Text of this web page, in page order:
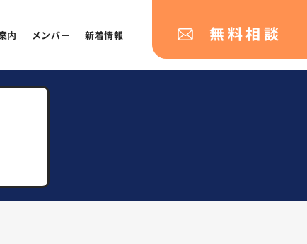
内 メンバー 新着情報 無料相談